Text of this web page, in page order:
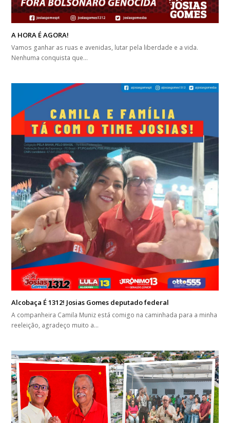
A HORA É AGORA!
Vamos ganhar as ruas e avenidas, lutar pela liberdade e a vida.
Nenhuma conquista que…
Alcobaça É 1312! Josias Gomes deputado federal
A companheira Camila Muniz está comigo na caminhada para a minha
reeleição, agradeço muito a…